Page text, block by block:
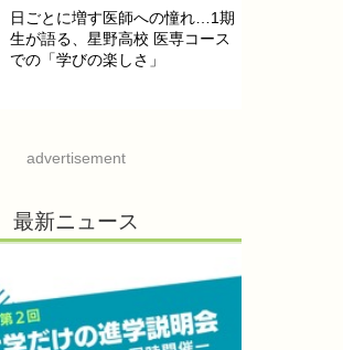
日ごとに増す医師への憧れ…1期
生が語る、星野高校 医専コース
での「学びの楽しさ」
advertisement
最新ニュース